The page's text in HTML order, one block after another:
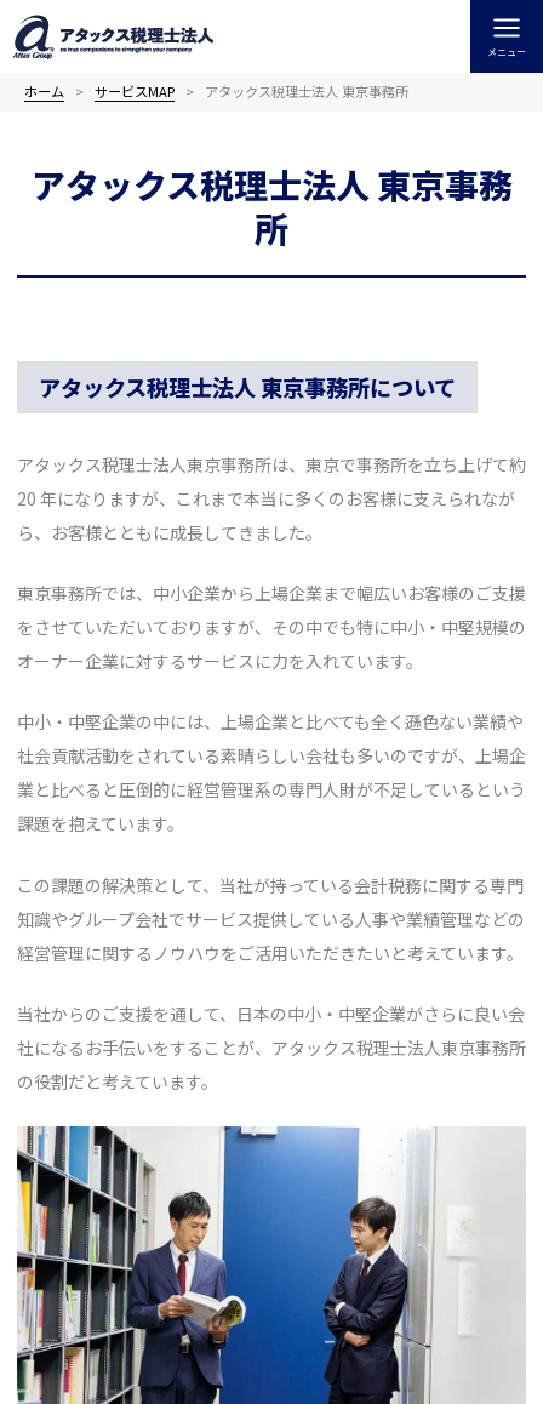
容
を
メニュー
ホーム サービスMAP アタックス税理士法人 東京事務所
アタックス税理士法人 東京事務
所
アタックス税理士法人 東京事務所について
アタックス税理士法人東京事務所は、東京で事務所を立ち上げて約
20 年になりますが、これまで本当に多くのお客様に支えられなが
ら、お客様とともに成長してきました。
東京事務所では、中小企業から上場企業まで幅広いお客様のご支援
をさせていただいておりますが、その中でも特に中小・中堅規模の
オーナー企業に対するサービスに力を入れています。
中小・中堅企業の中には、上場企業と比べても全く遜色ない業績や
社会貢献活動をされている素晴らしい会社も多いのですが、上場企
業と比べると圧倒的に経営管理系の専門人財が不足しているという
課題を抱えています。
この課題の解決策として、当社が持っている会計税務に関する専門
知識やグループ会社でサービス提供している人事や業績管理などの
経営管理に関するノウハウをご活用いただきたいと考えています。
当社からのご支援を通して、日本の中小・中堅企業がさらに良い会
社になるお手伝いをすることが、アタックス税理士法人東京事務所
の役割だと考えています。